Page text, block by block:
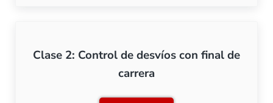
Clase 2: Control de desvíos con final de
carrera